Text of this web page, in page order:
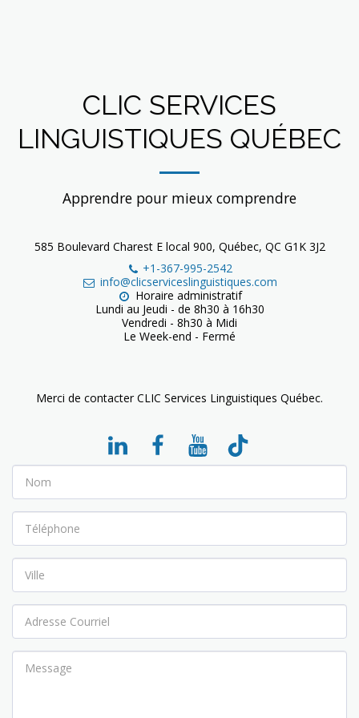
CLIC SERVICES
LINGUISTIQUES QUÉBEC
Apprendre pour mieux comprendre
585 Boulevard Charest E local 900, Québec, QC G1K 3J2
+1-367-995-2542
info@clicserviceslinguistiques.com
Horaire administratif
Lundi au Jeudi - de 8h30 à 16h30
Vendredi - 8h30 à Midi
Le Week-end - Fermé
Merci de contacter CLIC Services Linguistiques Québec.